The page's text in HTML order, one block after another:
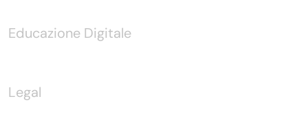
Educazione Digitale
Legal